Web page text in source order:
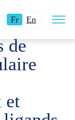
FrLangue
:
Français.
En Switchla
site
FINANCÉS
de
et